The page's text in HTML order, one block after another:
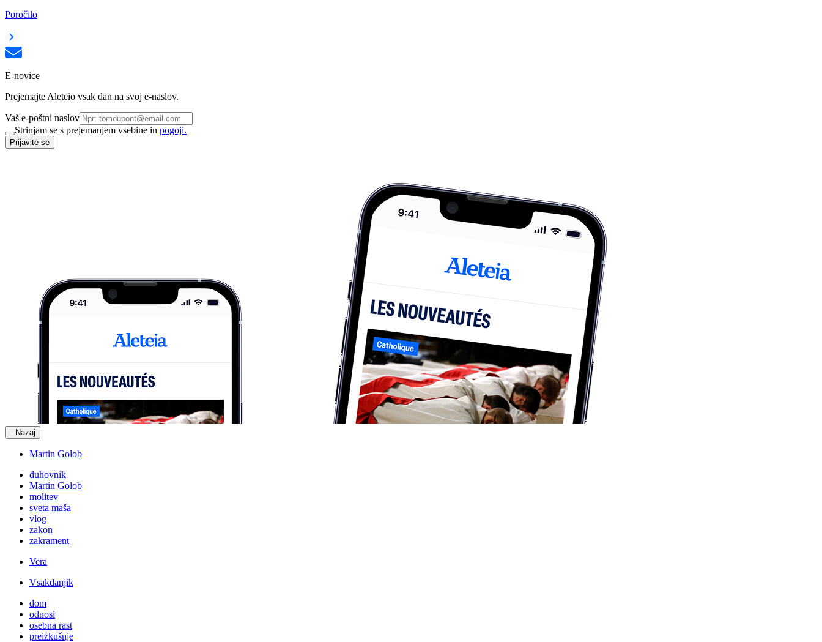
Poročilo
E-novice
Prejemajte Aleteio vsak dan na svoj e-naslov.
Vaš e-poštni naslov
Strinjam se s prejemanjem vsebine in pogoji.
Prijavite se
Nazaj
Martin Golob
duhovnik
Martin Golob
molitev
sveta maša
vlog
zakon
zakrament
Vera
Vsakdanjik
dom
odnosi
osebna rast
preizkušnje